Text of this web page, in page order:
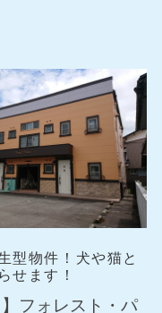
型物件！犬や猫と
せます！
】フォレスト・パ